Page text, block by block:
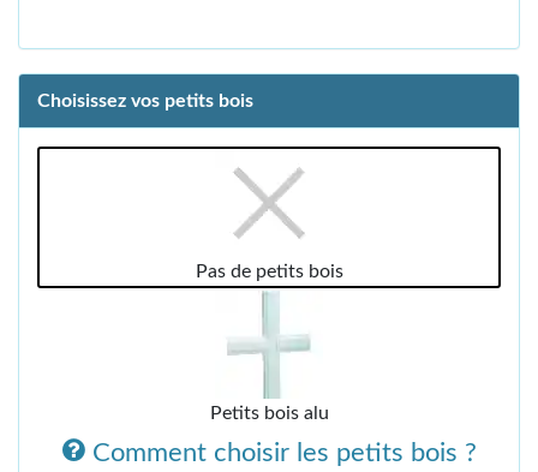
Choisissez vos petits bois
Pas de petits bois
Petits bois alu
Comment choisir les petits bois ?